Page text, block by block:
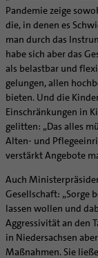
Ehe - Familie -
Kategoriale und
Notfall
Polizei- und
Schule
Segensorte
Veranstaltungen
Supervision
Coaching
Aufbrüche in der
Ehrenamtliche
KirchenZeitung
Pfarrgemeinden
Pandemie zeige
die, in denen es
man durch das
habe sich aber das
als belastbar und
gelungen, allen
bieten. Und die
Einschränkungen in
gelitten: „Das alles
Alten- und
verstärkt Angebote
Auch
Gesellschaft: „Sorge
lassen wollen und
Aggressivität an den
in Niedersachsen
Maßnahmen. Sie